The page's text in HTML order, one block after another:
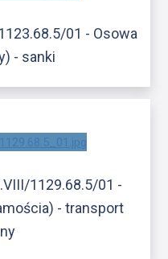
01 - Osowa
- sanki
1129.68.5/01 -
- transport